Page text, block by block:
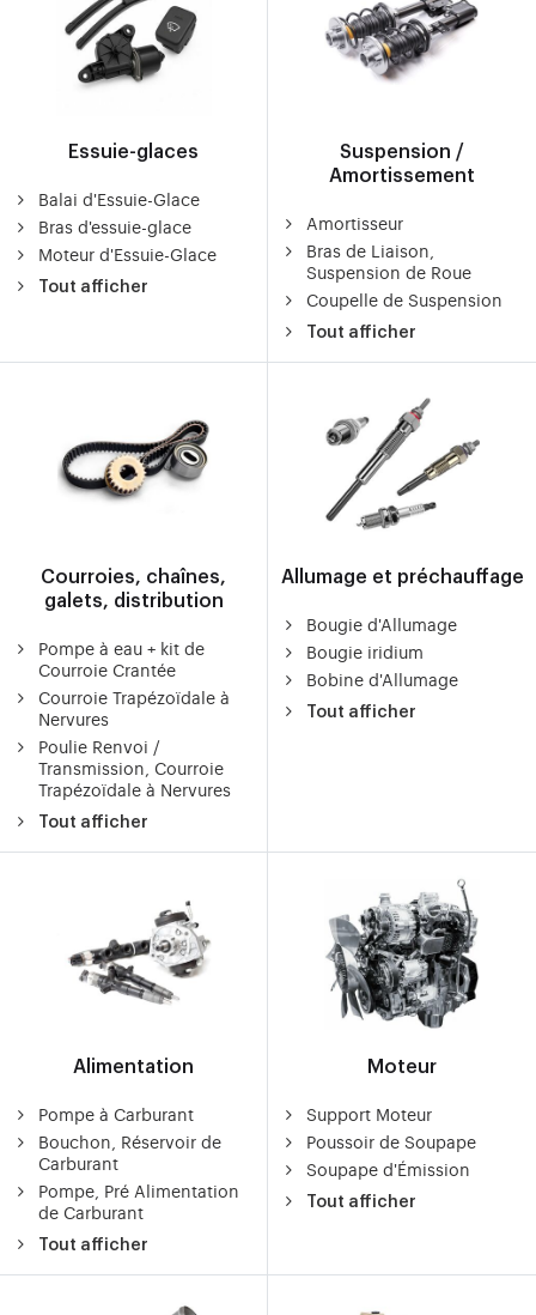
Essuie-glaces
Balai d'Essuie-Glace
Bras d'essuie-glace
Moteur d'Essuie-Glace
Tout afficher
Suspension /
Amortissement
Amortisseur
Bras de Liaison,
Suspension de Roue
Coupelle de Suspension
Tout afficher
Courroies, chaînes,
galets, distribution
Pompe à eau + kit de
Courroie Crantée
Courroie Trapézoïdale à
Nervures
Poulie Renvoi /
Transmission, Courroie
Trapézoïdale à Nervures
Tout afficher
Allumage et préchauffage
Bougie d'Allumage
Bougie iridium
Bobine d'Allumage
Tout afficher
Alimentation
Pompe à Carburant
Bouchon, Réservoir de
Carburant
Pompe, Pré Alimentation
de Carburant
Tout afficher
Moteur
Support Moteur
Poussoir de Soupape
Soupape d'Émission
Tout afficher